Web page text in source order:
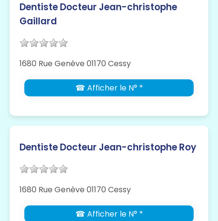
Dentiste Docteur Jean-christophe
Gaillard
1680 Rue Genève 01170 Cessy
☎ Afficher le N° *
Dentiste Docteur Jean-christophe Roy
1680 Rue Genève 01170 Cessy
☎ Afficher le N° *